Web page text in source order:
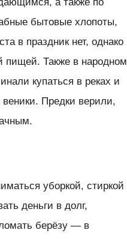
бытовые хлопоты,
в праздник нет, однако
пищей. Также в народном
купаться в реках и
Предки верили,
уборкой, стиркой
деньги в долг,
берёзу — в